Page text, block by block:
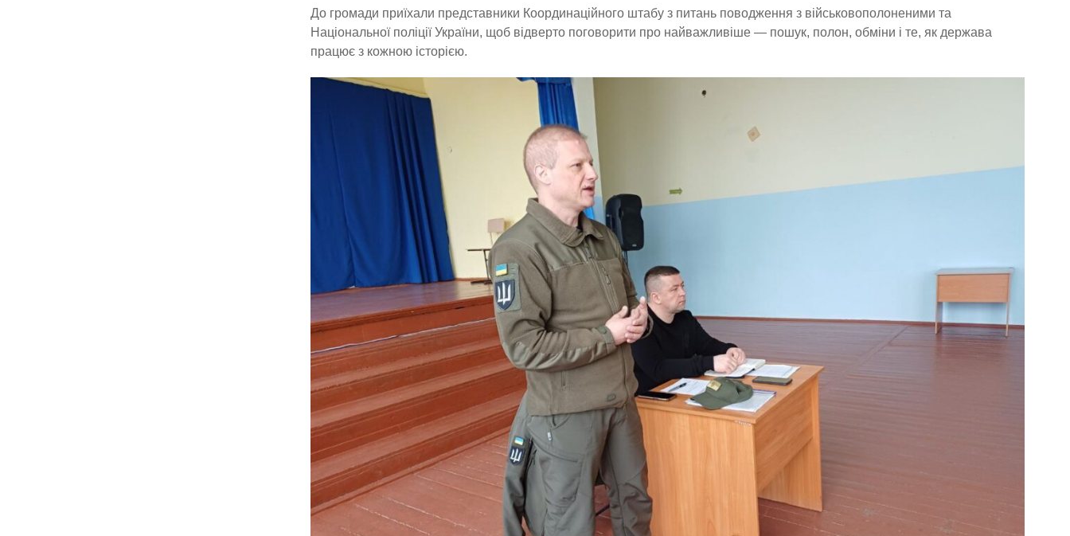
До громади приїхали представники Координаційного штабу з питань поводження з військовополоненими та
Національної поліції України, щоб відверто поговорити про найважливіше — пошук, полон, обміни і те, як держава
працює з кожною історією.